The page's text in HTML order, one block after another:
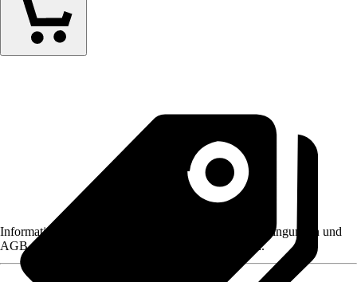
Informationen des Verkäufers, wie z. B. Rückgabebedingungen und
AGB, finden Sie bei Klick auf den Verkäufernamen.